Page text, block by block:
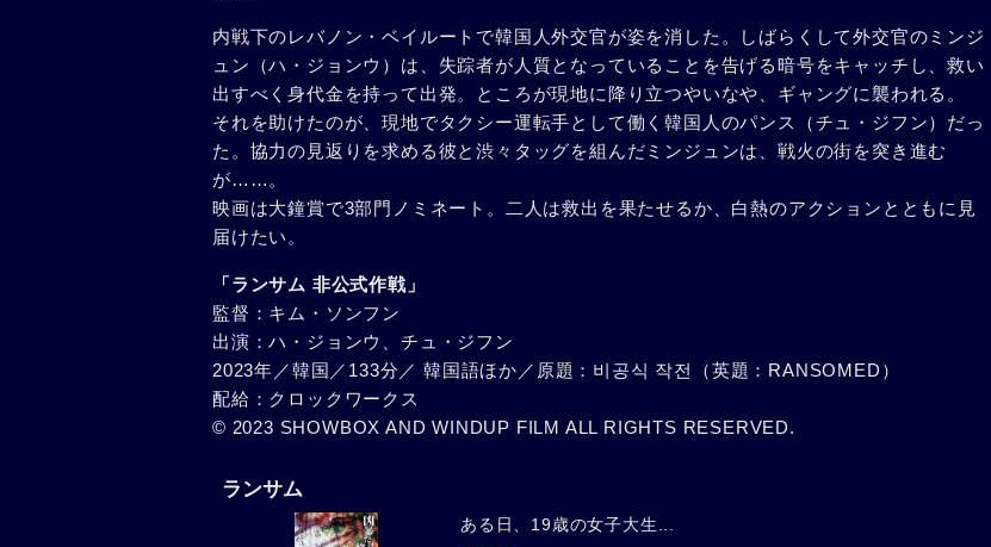
内戦下のレバノン・ベイルートで韓国人外交官が姿を消した。しばらくして外交官のミンジ
ュン（ハ・ジョンウ）は、失踪者が人質となっていることを告げる暗号をキャッチし、救い
出すべく身代金を持って出発。ところが現地に降り立つやいなや、ギャングに襲われる。
それを助けたのが、現地でタクシー運転手として働く韓国人のパンス（チュ・ジフン）だっ
た。協力の見返りを求める彼と渋々タッグを組んだミンジュンは、戦火の街を突き進む
が……。
映画は大鐘賞で3部門ノミネート。二人は救出を果たせるか、白熱のアクションとともに見
届けたい。
「ランサム 非公式作戦」
監督：キム・ソンフン
出演：ハ・ジョンウ、チュ・ジフン
2023年／韓国／133分／ 韓国語ほか／原題：비공식 작전（英題：RANSOMED）
配給：クロックワークス
© 2023 SHOWBOX AND WINDUP FILM ALL RIGHTS RESERVED.
ランサム
ある日、19歳の女子大生...